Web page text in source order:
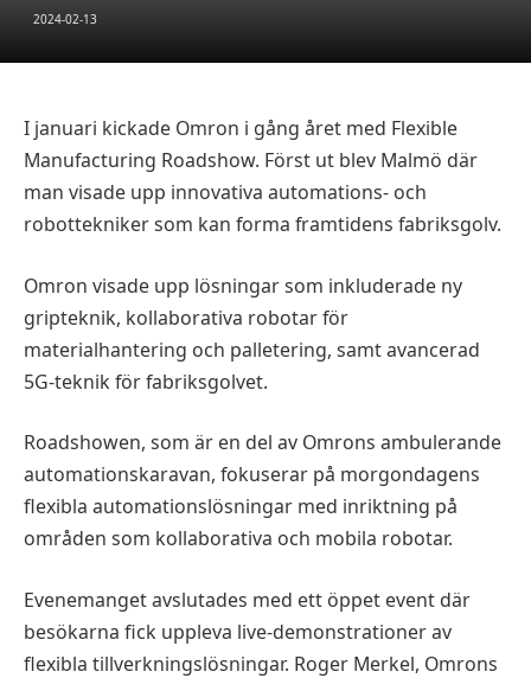
2024-02-13
I januari kickade Omron i gång året med Flexible
Manufacturing Roadshow. Först ut blev Malmö där
man visade upp innovativa automations- och
robottekniker som kan forma framtidens fabriksgolv.
Omron visade upp lösningar som inkluderade ny
gripteknik, kollaborativa robotar för
materialhantering och palletering, samt avancerad
5G-teknik för fabriksgolvet.
Roadshowen, som är en del av Omrons ambulerande
automationskaravan, fokuserar på morgondagens
flexibla automationslösningar med inriktning på
områden som kollaborativa och mobila robotar.
Evenemanget avslutades med ett öppet event där
besökarna fick uppleva live-demonstrationer av
flexibla tillverkningslösningar. Roger Merkel, Omrons